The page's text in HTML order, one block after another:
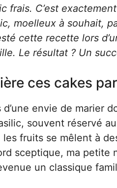
frais. C’est
moelleux à souhait,
cette recette lors
Le résultat ? Un
ces cakes
envie de marier
souvent réservé
fruits se mêlent à
sceptique, ma
un classique